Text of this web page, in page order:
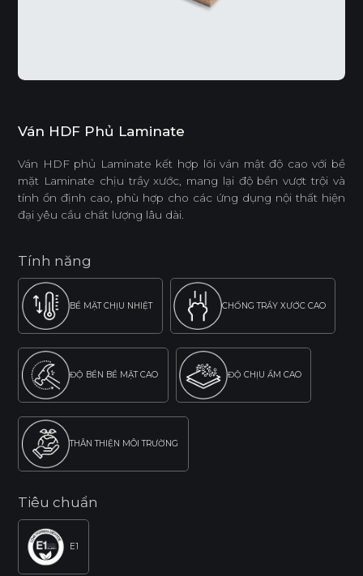
Ván HDF Phủ Laminate
Ván HDF phủ Laminate kết hợp lõi ván mật độ cao với bề
mặt Laminate chịu trầy xước, mang lại độ bền vượt trội và
tính ổn định cao, phù hợp cho các ứng dụng nội thất hiện
đại yêu cầu chất lượng lâu dài.
Tính năng
BỀ MẶT CHỊU NHIỆT CHỐNG TRẦY XƯỚC CAO
ĐỘ BỀN BỀ MẶT CAO ĐỘ CHỊU ẨM CAO
THÂN THIỆN MÔI TRƯỜNG
Tiêu chuẩn
E1